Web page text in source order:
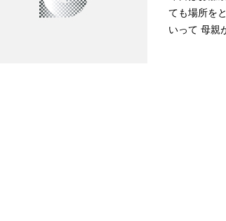
ても場所を
いって 母親